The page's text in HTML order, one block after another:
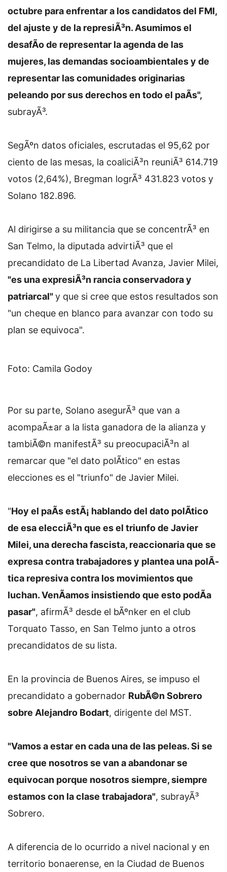
octubre para enfrentar a los candidatos del FMI,
del ajuste y de la represiÃ³n. Asumimos el
desafÃ­o de representar la agenda de las
mujeres, las demandas socioambientales y de
representar las comunidades originarias
peleando por sus derechos en todo el paÃ­s",
subrayÃ³.
SegÃºn datos oficiales, escrutadas el 95,62 por
ciento de las mesas, la coaliciÃ³n reuniÃ³ 614.719
votos (2,64%), Bregman logrÃ³ 431.823 votos y
Solano 182.896.
Al dirigirse a su militancia que se concentrÃ³ en
San Telmo, la diputada advirtiÃ³ que el
precandidato de La Libertad Avanza, Javier Milei,
"es una expresiÃ³n rancia conservadora y
patriarcal"y que si cree que estos resultados son
"un cheque en blanco para avanzar con todo su
plan se equivoca".
Foto: Camila Godoy
Por su parte, Solano asegurÃ³ que van a
acompaÃ±ar a la lista ganadora de la alianza y
tambiÃ©n manifestÃ³ su preocupaciÃ³n al
remarcar que "el dato polÃ­tico" en estas
elecciones es el "triunfo" de Javier Milei.
"Hoy el paÃ­s estÃ¡ hablando del dato polÃ­tico
de esa elecciÃ³n que es el triunfo de Javier
Milei, una derecha fascista, reaccionaria que se
expresa contra trabajadores y plantea una polÃ­
tica represiva contra los movimientos que
luchan. VenÃ­amos insistiendo que esto podÃ­a
pasar", afirmÃ³ desde el bÃºnker en el club
Torquato Tasso, en San Telmo junto a otros
precandidatos de su lista.
En la provincia de Buenos Aires, se impuso el
precandidato a gobernador RubÃ©n Sobrero
sobre Alejandro Bodart, dirigente del MST.
"Vamos a estar en cada una de las peleas. Si se
cree que nosotros se van a abandonar se
equivocan porque nosotros siempre, siempre
estamos con la clase trabajadora", subrayÃ³
Sobrero.
A diferencia de lo ocurrido a nivel nacional y en
territorio bonaerense, en la Ciudad de Buenos